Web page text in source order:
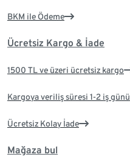
BKM ile Ödeme
Ücretsiz Kargo & İade
1500 TL ve üzeri ücretsiz kargo
Kargoya veriliş süresi 1-2 iş günü
Ücretsiz Kolay İade
Mağaza bul